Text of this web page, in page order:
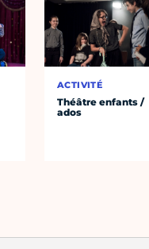
ACTIVITÉ
Théâtre enfants /
ados